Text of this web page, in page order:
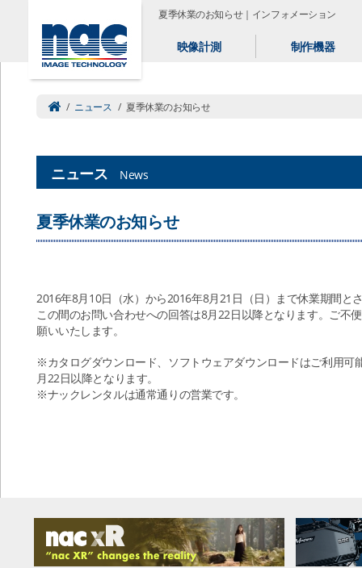
夏季休業のお知らせ｜インフォメーション
映像計測 制作機器
/ ニュース / 夏季休業のお知らせ
ニュース News
夏季休業のお知らせ
2016年8月10日（水）から2016年8月21日（日）まで休業期間と
この間のお問い合わせへの回答は8月22日以降となります。ご不
願いいたします。
※カタログダウンロード、ソフトウェアダウンロードはご利用可
月22日以降となります。
※ナックレンタルは通常通りの営業です。